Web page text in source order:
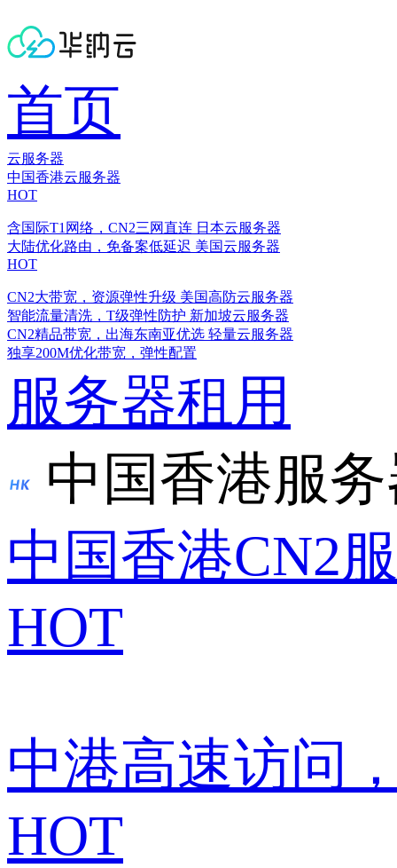
首页
云服务器
中国香港云服务器
HOT
含国际T1网络，CN2三网直连 日本云服务器
大陆优化路由，免备案低延迟 美国云服务器
HOT
CN2大带宽，资源弹性升级 美国高防云服务器
智能流量清洗，T级弹性防护 新加坡云服务器
CN2精品带宽，出海东南亚优选 轻量云服务器
独享200M优化带宽，弹性配置
服务器租用
中国香港服
中国香港CN2
HOT
中港高速访问
HOT